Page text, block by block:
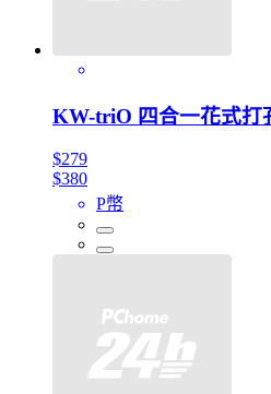
KW-triO 四合一花式打
$279
$380
P幣